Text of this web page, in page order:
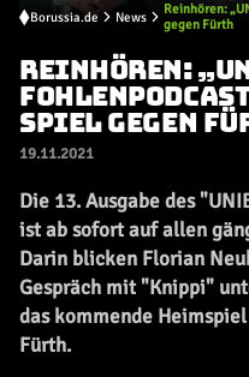
Borussia.de News
Reinhören:
gegen Fürth
REINHÖREN:
SPIEL GEGEN
19.11.2021
Die 13. Ausgabe des
ist ab sofort auf allen
Darin blicken Florian
Gespräch mit "Knippi"
das kommende
Fürth.